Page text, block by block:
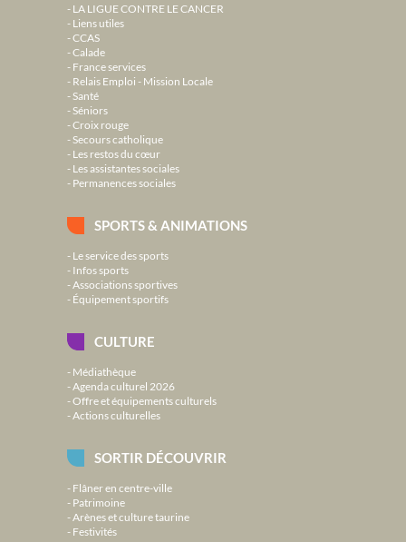
LA LIGUE CONTRE LE CANCER
Liens utiles
CCAS
Calade
France services
Relais Emploi - Mission Locale
Santé
Séniors
Croix rouge
Secours catholique
Les restos du cœur
Les assistantes sociales
Permanences sociales
SPORTS & ANIMATIONS
Le service des sports
Infos sports
Associations sportives
Équipement sportifs
CULTURE
Médiathèque
Agenda culturel 2026
Offre et équipements culturels
Actions culturelles
SORTIR DÉCOUVRIR
Flâner en centre-ville
Patrimoine
Arènes et culture taurine
Festivités